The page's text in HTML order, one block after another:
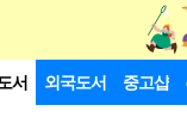
서 외국도서 중고샵